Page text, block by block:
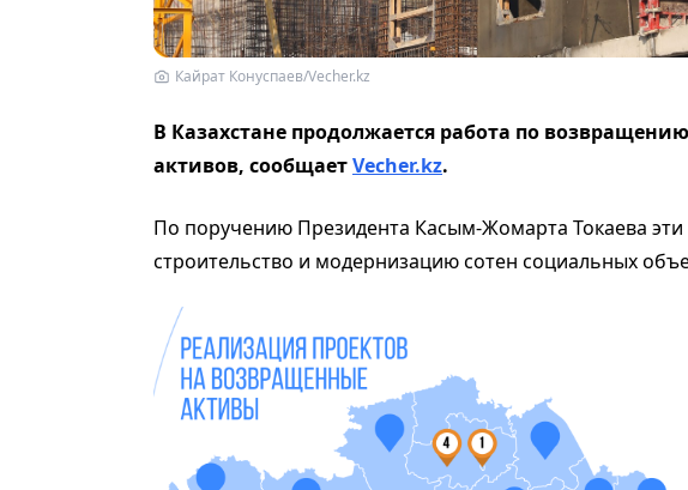
Кайрат Конуспаев/Vecher.kz
В Казахстане продолжается работа по
активов, сообщаетVecher.kz.
По поручению Президента Касым-Жомарта Токаева эти
строительство и модернизацию сотен социальных